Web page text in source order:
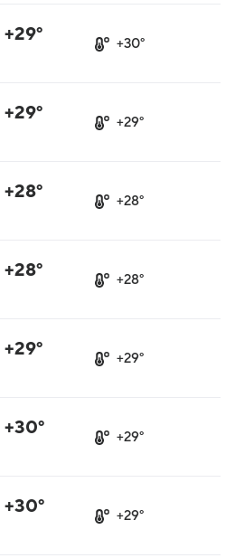
+29° +30°
+29° +29°
+28° +28°
+28° +28°
+29° +29°
+30° +29°
+30° +29°